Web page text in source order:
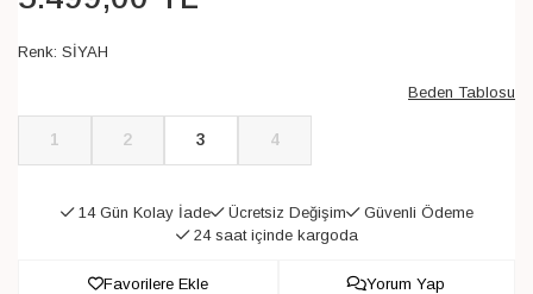
Renk: SİYAH
Beden Tablosu
1 2 3 4
14 Gün Kolay İade Ücretsiz Değişim
Güvenli Ödeme
24 saat içinde kargoda
Favorilere Ekle Yorum Yap